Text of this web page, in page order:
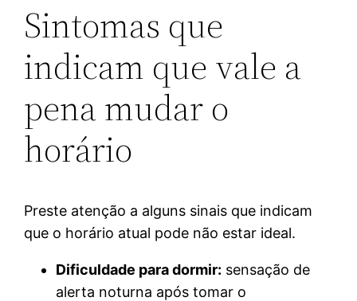
Sintomas que
indicam que vale a
pena mudar o
horário
Preste atenção a alguns sinais que indicam
que o horário atual pode não estar ideal.
Dificuldade para dormir: sensação de
alerta noturna após tomar o